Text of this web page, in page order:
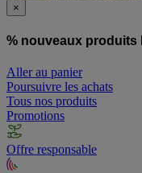
×
% nouveaux produits
Aller au panier
Poursuivre les achats
Tous nos produits
Promotions
Offre responsable